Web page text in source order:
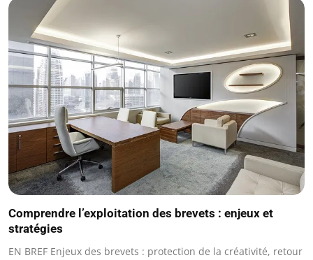
Comprendre l’exploitation des brevets : enjeux et
stratégies
EN BREF Enjeux des brevets : protection de la créativité, retour